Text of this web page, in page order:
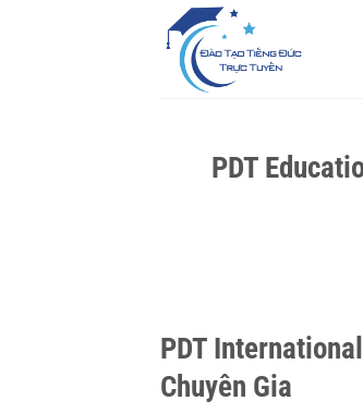
PDT
PDT
Chuyên Gia